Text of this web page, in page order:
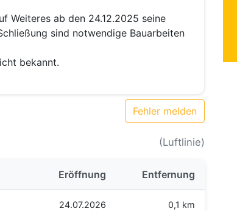
Weiteres ab den 24.12.2025 seine
sind notwendige Bauarbeiten
bekannt.
Fehler melden
(Luftlinie)
Eröffnung Entfernung
24.07.2026 0,1 km